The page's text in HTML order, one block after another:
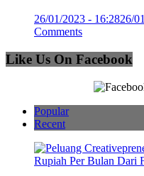
26/01/2023 - 16:2826/
Comments
Like Us On Facebook
Popular
Recent